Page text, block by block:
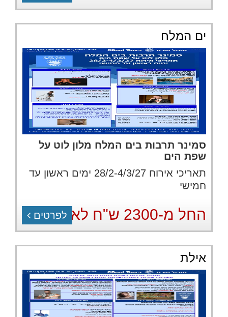
ים המלח
סמינר תרבות בים המלח מלון לוט על
שפת הים
תאריכי אירוח 28/2-4/3/27 ימים ראשון עד
חמישי
החל מ-2300 ש"ח לאדם לפרטים
אילת